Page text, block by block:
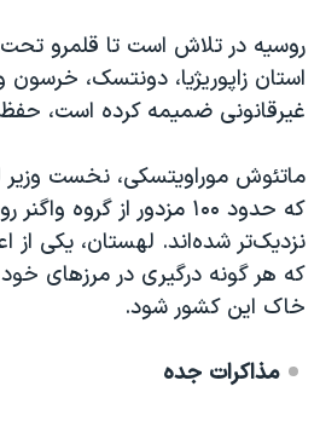
روسیه در تلاش است تا قلمرو تحت
استان زاپوریژیا، دونتسک،
غیرقانونی ضمیمه کرده است،
ماتئوش موراویتسکی، نخست
که حدود ۱۰۰ مزدور از
نزدیک‌تر شده‌اند. لهستان، یکی از
که هر گونه درگیری در مرزهای
خاک این کشور شود.
مذاکرات جده